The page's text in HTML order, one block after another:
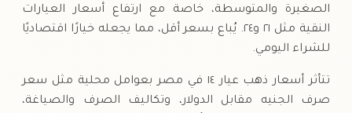
الصغيرة والمتوسطة، خاصة مع ارتفاع أسعار العيارات
النقية مثل ٢١ و٢٤. يُباع بسعر أقل، مما يجعله خيارًا اقتصاديًا
للشراء اليومي.
تتأثر أسعار ذهب عيار ١٤ في مصر بعوامل محلية مثل سعر
صرف الجنيه مقابل الدولار، وتكاليف الصرف والصياغة،